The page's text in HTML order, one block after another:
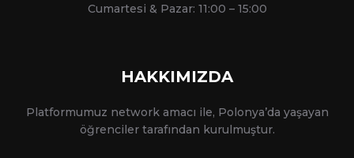
Cumartesi & Pazar: 11:00 – 15:00
HAKKIMIZDA
Platformumuz network amacı ile, Polonya’da yaşayan
öğrenciler tarafından kurulmuştur.